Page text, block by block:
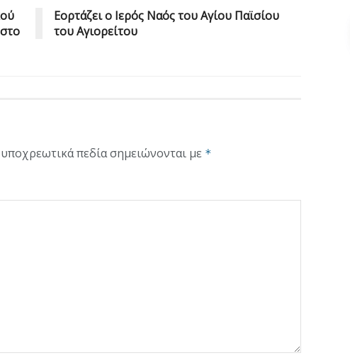
Εορτάζει ο Ιερός Ναός του Αγίου Παϊσίου
του Αγιορείτου
πεδία σημειώνονται με *